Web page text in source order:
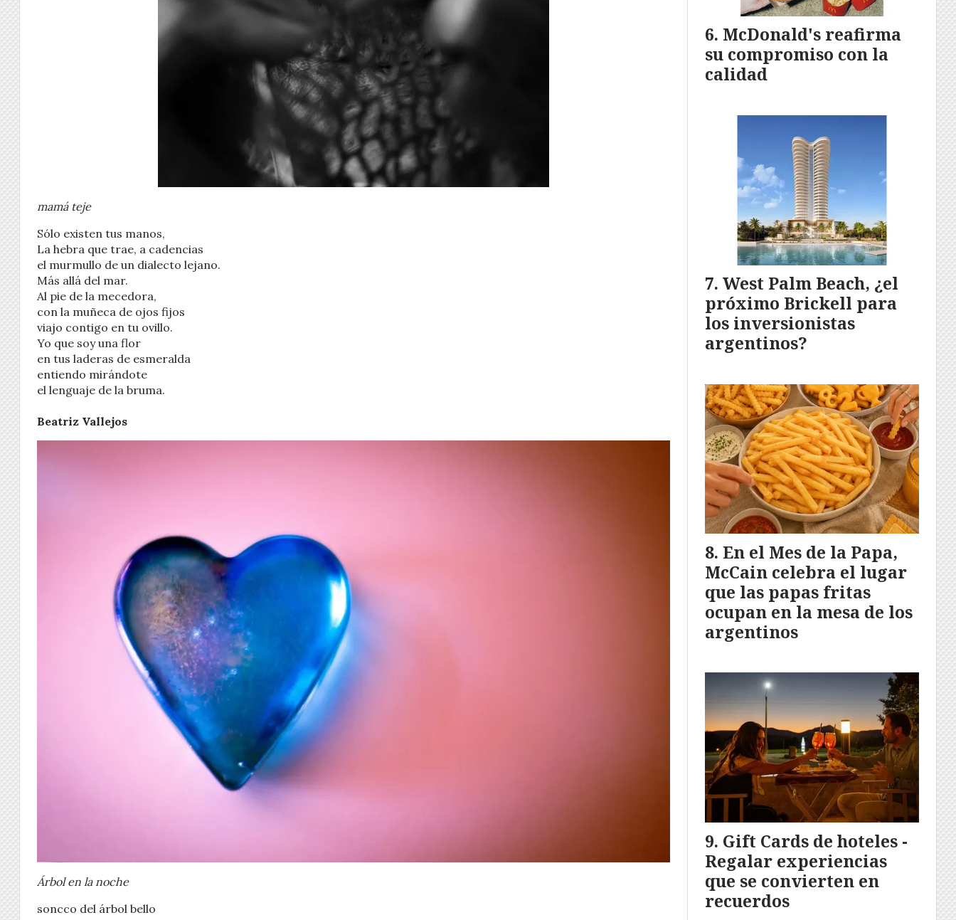
mamá teje
Sólo existen tus manos,
La hebra que trae, a cadencias
el murmullo de un dialecto lejano.
Más allá del mar.
Al pie de la mecedora,
con la muñeca de ojos fijos
viajo contigo en tu ovillo.
Yo que soy una flor
en tus laderas de esmeralda
entiendo mirándote
el lenguaje de la bruma.
Beatriz Vallejos
Árbol en la noche
soncco del árbol bello
McDonald's reafirma
su compromiso con la
calidad
West Palm Beach, ¿el
próximo Brickell para
los inversionistas
argentinos?
En el Mes de la Papa,
McCain celebra el lugar
que las papas fritas
ocupan en la mesa de los
argentinos
Gift Cards de hoteles -
Regalar experiencias
que se convierten en
recuerdos